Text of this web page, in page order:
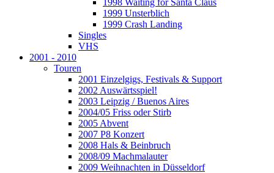
1999 Unsterblich
1999 Crash Landing
Singles
VHS
2001 - 2010
Touren
2001 Einzelgigs, Festivals & Support
2002 Auswärtsspiel!
2003 Leipzig / Buenos Aires
2004/05 Friss oder Stirb
2005 Abvent
2007 P8 Konzert
2008 Hals & Beinbruch
2008/09 Machmalauter
2009 Weihnachten in Düsseldorf